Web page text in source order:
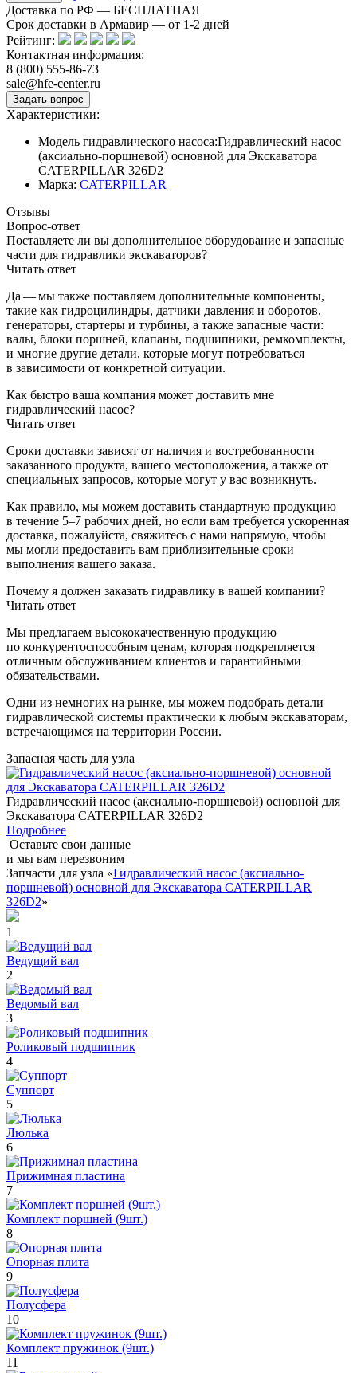
Доставка по РФ — БЕСПЛАТНАЯ
Срок доставки в Армавир — от 1-2 дней
Рейтинг:
Контактная информация:
8 (800) 555-86-73
sale@hfe-center.ru
Характеристики:
Модель гидравлического насоса:Гидравлический насос
(аксиально-поршневой) основной для Экскаватора
CATERPILLAR 326D2
Марка: CATERPILLAR
Отзывы
Вопрос-ответ
Поставляете ли вы дополнительное оборудование и запасные
части для гидравлики экскаваторов?
Читать ответ
Да — мы также поставляем дополнительные компоненты,
такие как гидроцилиндры, датчики давления и оборотов,
генераторы, стартеры и турбины, а также запасные части:
валы, блоки поршней, клапаны, подшипники, ремкомплекты,
и многие другие детали, которые могут потребоваться
в зависимости от конкретной ситуации.
Как быстро ваша компания может доставить мне
гидравлический насос?
Читать ответ
Сроки доставки зависят от наличия и востребованности
заказанного продукта, вашего местоположения, а также от
специальных запросов, которые могут у вас возникнуть.
Как правило, мы можем доставить стандартную продукцию
в течение 5–7 рабочих дней, но если вам требуется ускоренная
доставка, пожалуйста, свяжитесь с нами напрямую, чтобы
мы могли предоставить вам приблизительные сроки
выполнения вашего заказа.
Почему я должен заказать гидравлику в вашей компании?
Читать ответ
Мы предлагаем высококачественную продукцию
по конкурентоспособным ценам, которая подкрепляется
отличным обслуживанием клиентов и гарантийными
обязательствами.
Одни из немногих на рынке, мы можем подобрать детали
гидравлической системы практически к любым экскаваторам,
встречающимся на территории России.
Запасная часть для узла
Гидравлический насос (аксиально-поршневой) основной для
Экскаватора CATERPILLAR 326D2
Подробнее
Оставьте свои данные
и мы вам перезвоним
Запчасти для узла «Гидравлический насос (аксиально-
поршневой) основной для Экскаватора CATERPILLAR
326D2»
1
Ведущий вал
2
Ведомый вал
3
Роликовый подшипник
4
Суппорт
5
Люлька
6
Прижимная пластина
7
Комплект поршней (9шт.)
8
Опорная плита
9
Полусфера
10
Комплект пружинок (9шт.)
11